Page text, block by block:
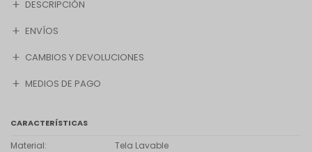
DESCRIPCIÓN
ENVÍOS
CAMBIOS Y DEVOLUCIONES
MEDIOS DE PAGO
CARACTERÍSTICAS
Material
Tela Lavable